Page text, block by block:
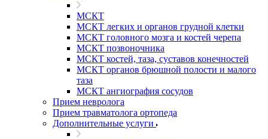
МСКТ
МСКТ легких и органов грудной клетки
МСКТ головного мозга и костей черепа
МСКТ позвоночника
МСКТ костей, таза, суставов конечностей
МСКТ органов брюшной полости и малого
таза
МСКТ ангиография сосудов
Прием невролога
Прием травматолога ортопеда
Дополнительные услуги